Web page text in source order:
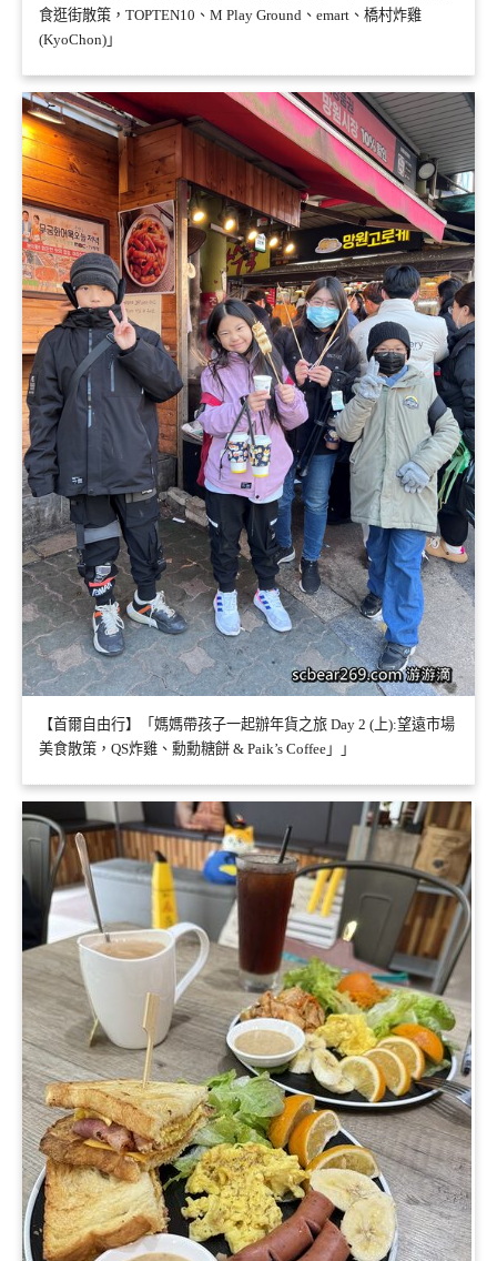
食逛街散策，TOPTEN10、M Play Ground、emart、橋村炸雞
(KyoChon)」
【首爾自由行】「媽媽帶孩子一起辦年貨之旅 Day 2 (上):望遠市場
美食散策，QS炸雞、勳勳糖餅 & Paik’s Coffee」」